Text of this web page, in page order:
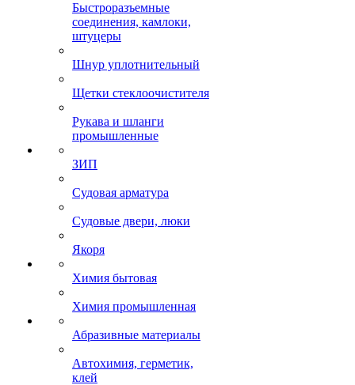
Быстроразъемные
соединения, камлоки,
штуцеры
Шнур уплотнительный
Щетки стеклоочистителя
Рукава и шланги
промышленные
ЗИП
Судовая арматура
Судовые двери, люки
Якоря
Химия бытовая
Химия промышленная
Абразивные материалы
Автохимия, герметик,
клей